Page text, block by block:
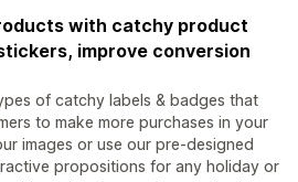
with catchy product
improve conversion
of catchy labels & badges that
to make more purchases in your
images or use our pre-designed
propositions for any holiday or